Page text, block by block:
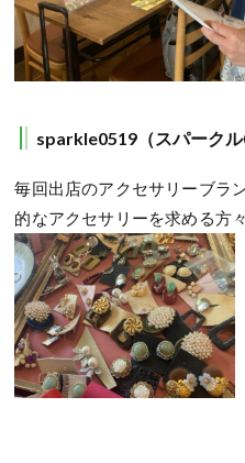
sparkle0519（スパークル
毎回出店のアクセサリーブラ
的なアクセサリーを求める方